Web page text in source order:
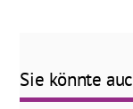
Sie könnte